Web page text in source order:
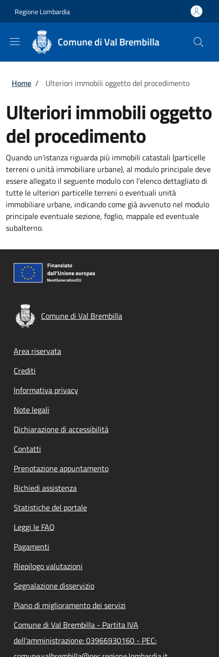
Regione Lombardia
Comune di Val Brembilla
Briciole di pane
Home / Ulteriori immobili oggetto del procedimento
Ulteriori immobili oggetto
del procedimento
Quando un'istanza riguarda più immobili catastali (particelle
terreni o unità immobiliare urbane), al modulo principale deve
essere allegato il seguente modulo con l'elenco dettagliato di
tutte le ulteriori particelle terreni o eventuali unità
immobiliare urbane, indicando come già avvenuto nel modulo
principale eventuale sezione, foglio, mappale ed eventuale
subalterno.
Comune di Val Brembilla
Footer menu
Area riservata
Crediti
Informativa privacy
Note legali
Dichiarazione di accessibilità
Contatti
Prenotazione appuntamento
Richiedi assistenza
Statistiche del portale
Leggi le FAQ
Pagamenti
Riepilogo valutazioni
Segnalazione disservizio
Piano di miglioramento dei servizi
Comune di Val Brembilla - Partita IVA
dell'amministrazione: 03966930160 - PEC: